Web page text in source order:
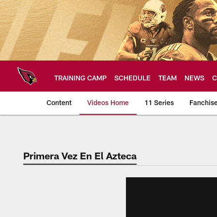
Skip
to
main
content
TRAINING CAMP SCHEDULE TEAM NEWS
Content Videos Home 11 Series
Arizona Cardinals
Primera Vez En El Azteca